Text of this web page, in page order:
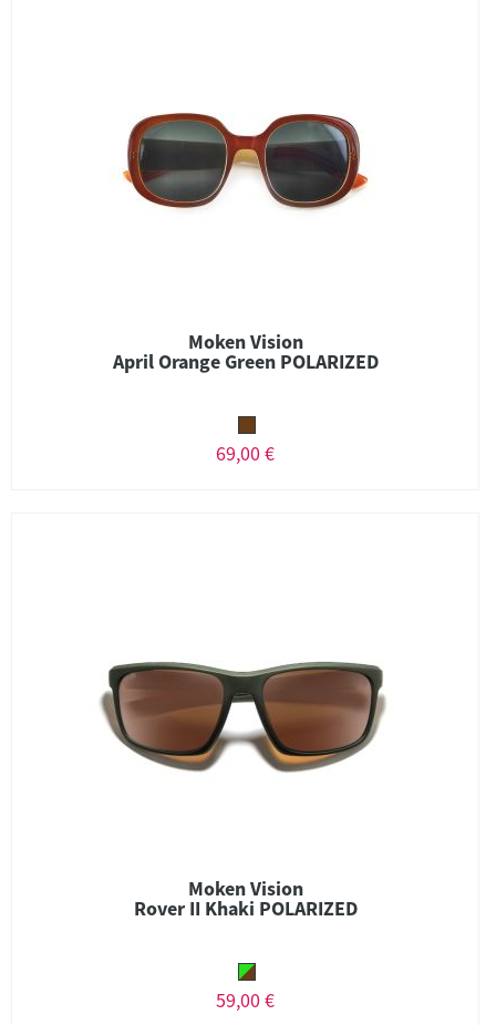
Moken Vision
April Orange Green POLARIZED
69,00 €
Moken Vision
Rover II Khaki POLARIZED
59,00 €